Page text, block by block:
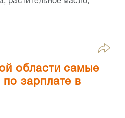
области самые
зарплате в